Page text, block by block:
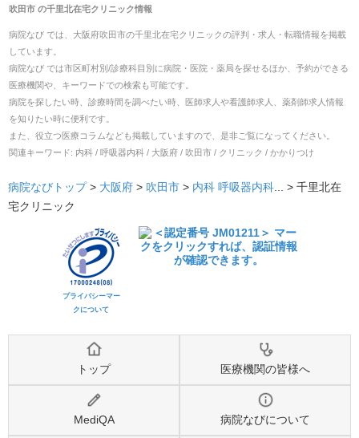
吹田市の千里北在宅クリニック情報
病院なび では、 大阪府吹田市の千里北在宅クリニックの評判・求人・転職情報を掲載
しています。
病院なび では市区町村別/診療科目別に病院・医院・薬局を探せるほか、予約ができる
医療機関や、キーワードでの検索も可能です。
病院を探したい時、診療時間を調べたい時、医師求人や看護師求人、薬剤師求人情報
を知りたい時に便利です。
また、役立つ医療コラムなども掲載していますので、是非ご覧になってください。
関連キーワード: 内科 / 呼吸器内科 / 大阪府 / 吹田市 / クリニック / かかりつけ
病院なびトップ> 大阪府 > 吹田市 > 内科 呼吸器内科 ... > 千里北在
宅クリニック
プライバシーマー
クについて
トップ 医療機関の皆様へ
MediQA 病院なびについて